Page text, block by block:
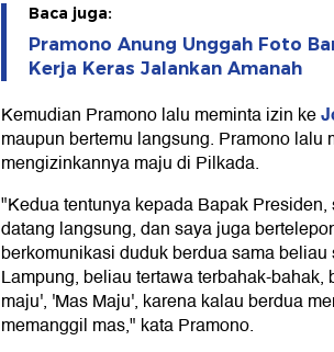
Baca juga:
Pramono Anung Unggah Foto
Kerja Keras Jalankan Amanah
Kemudian Pramono lalu meminta izin ke
maupun bertemu langsung. Pramono lalu
mengizinkannya maju di Pilkada.
"Kedua tentunya kepada Bapak
datang langsung, dan saya juga
berkomunikasi duduk berdua sama
Lampung, beliau tertawa terbahak-
maju', 'Mas Maju', karena kalau berdua
memanggil mas," kata Pramono.